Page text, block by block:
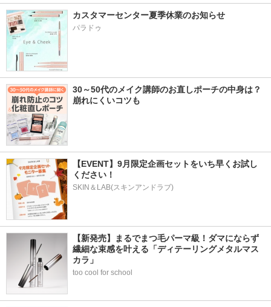
カスタマーセンター夏季休業のお知らせ
パラドゥ
30～50代のメイク講師のお直しポーチの中身は？
崩れにくいコツも
【EVENT】9月限定企画セットをいち早くお試し
ください！
SKIN＆LAB(スキンアンドラブ)
【新発売】まるでまつ毛パーマ級！ダマにならず
繊細な束感を叶える「ディテーリングメタルマス
カラ」
too cool for school